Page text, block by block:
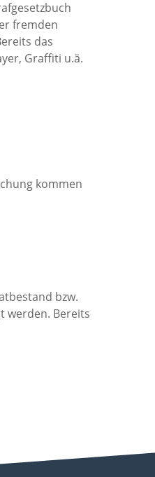
fremden
das
Graffiti u.ä.
kommen
bzw.
werden. Bereits